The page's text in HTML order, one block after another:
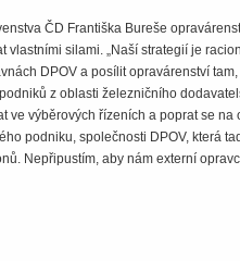
ČD Františka Bureše
vlastními silami. „Naší strategií je
DPOV a posílit opravárenství
z oblasti železničního
ve výběrových řízeních a poprat se
podniku, společnosti DPOV, která
Nepřipustím, aby nám externí